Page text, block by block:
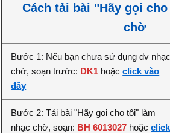
Cách tải bài "Hãy gọi
chờ
Bước 1: Nếu bạn chưa sử dụng dv nhạc
chờ, soạn trước: DK1 hoặcclick vào
đây
Bước 2: Tải bài "Hãy gọi cho tôi" làm
nhạc chờ, soạn: BH 6013027 hoặcclick